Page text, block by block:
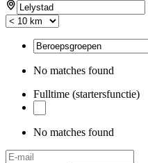
No matches found
Fulltime (startersfunctie)
No matches found